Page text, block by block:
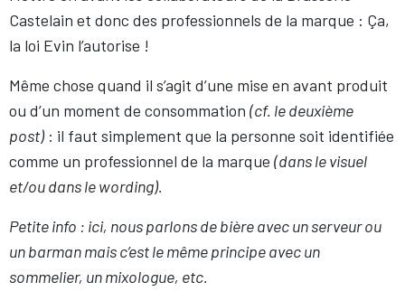
Castelain et donc des professionnels de la marque : Ça,
la loi Evin l’autorise !
Même chose quand il s’agit d’une mise en avant produit
ou d’un moment de consommation (cf. le deuxième
post): il faut simplement que la personne soit identifiée
comme un professionnel de la marque (dans le visuel
et/ou dans le wording).
Petite info : ici, nous parlons de bière avec un serveur ou
un barman mais c’est le même principe avec un
sommelier, un mixologue, etc.